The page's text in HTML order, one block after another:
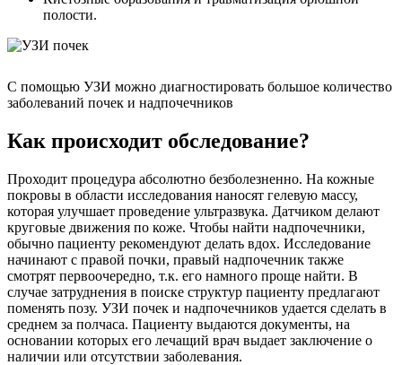
полости.
С помощью УЗИ можно диагностировать большое количество
заболеваний почек и надпочечников
Как происходит обследование?
Проходит процедура абсолютно безболезненно. На кожные
покровы в области исследования наносят гелевую массу,
которая улучшает проведение ультразвука. Датчиком делают
круговые движения по коже. Чтобы найти надпочечники,
обычно пациенту рекомендуют делать вдох. Исследование
начинают с правой почки, правый надпочечник также
смотрят первоочередно, т.к. его намного проще найти. В
случае затруднения в поиске структур пациенту предлагают
поменять позу. УЗИ почек и надпочечников удается сделать в
среднем за полчаса. Пациенту выдаются документы, на
основании которых его лечащий врач выдает заключение о
наличии или отсутствии заболевания.